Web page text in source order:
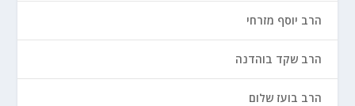
הרב יוסף מזרחי
הרב שקד בוהדנה
הרב בועז שלום